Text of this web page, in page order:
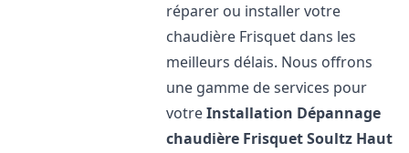
réparer ou installer votre
chaudière Frisquet dans les
meilleurs délais. Nous offrons
une gamme de services pour
votreInstallation Dépannage
chaudière FrisquetSoultz Haut